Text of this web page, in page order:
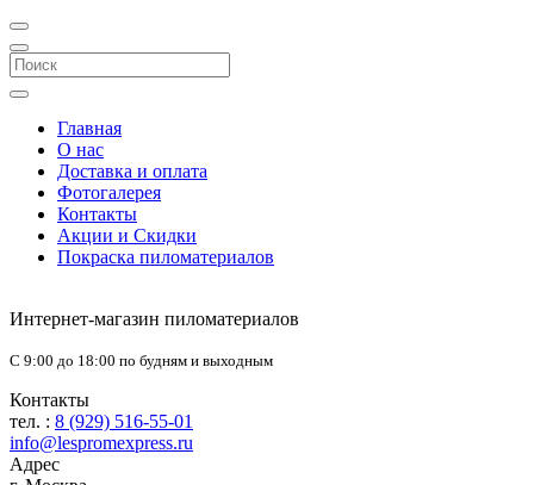
Главная
О нас
Доставка и оплата
Фотогалерея
Контакты
Акции и Скидки
Покраска пиломатериалов
Интернет-магазин пиломатериалов
С 9:00 до 18:00 по будням и выходным
Контакты
тел. : 8 (929) 516-55-01
info@lespromexpress.ru
Адрес